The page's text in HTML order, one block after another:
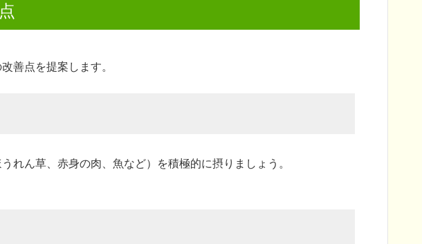
善点を提案します。
れん草、赤身の肉、魚など）を積極的に摂りましょう。